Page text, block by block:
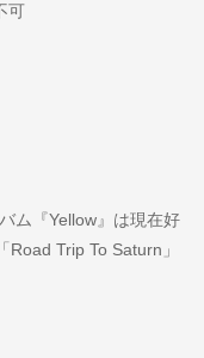
可
ム『Yellow』は現在好
Trip To Saturn」